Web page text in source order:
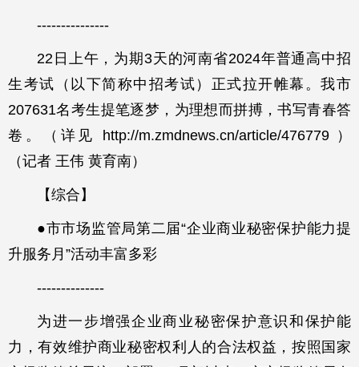
---------------
22日上午，为期3天的河南省2024年普通高中招
生考试（以下简称中招考试）正式拉开帷幕。我市
207631名考生提笔逐梦，为理想而拼搏，书写青春答
卷。（详见 http://m.zmdnews.cn/article/476779 ）
（记者 王伟 黄育南）
【综合】
●市市场监管局第二届“企业商业秘密保护能力提
升服务月”活动丰富多彩
--------------
为进一步增强企业商业秘密保护意识和保护能
力，有效维护商业秘密权利人的合法权益，按照国家